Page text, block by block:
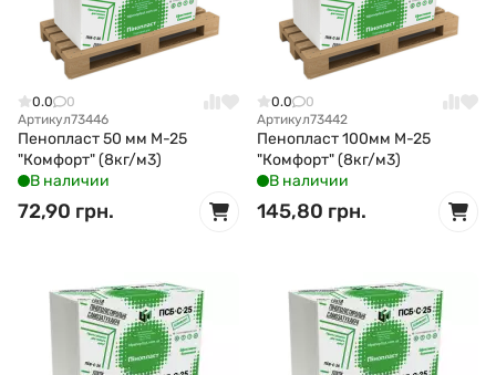
0.0
0
Артикул73446
Пенопласт 50 мм М-25
"Комфорт" (8кг/м3)
В наличии
72,90 грн.
0.0
0
Артикул73442
Пенопласт 100мм М-25
"Комфорт" (8кг/м3)
В наличии
145,80 грн.